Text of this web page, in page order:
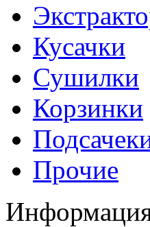
Кусачки
Сушилки
Корзинки
Прочие